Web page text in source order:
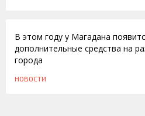
В этом году у Магадана
дополнительные средства на
города
НОВОСТИ